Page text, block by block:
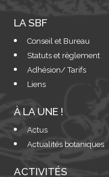
LA SBF
Conseil et Bureau
Statuts et règlement
Adhésion/ Tarifs
Liens
À LA UNE !
Actus
Actualités botaniques
ACTIVITÉS